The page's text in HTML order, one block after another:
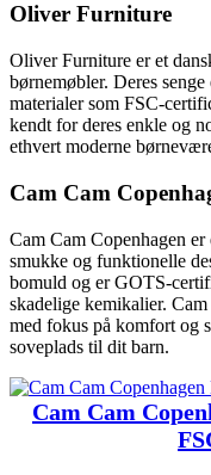
Oliver Furniture
Oliver Furniture er et
børnemøbler. Deres
materialer som FSC-
kendt for deres enkle og
ethvert moderne
Cam Cam
Cam Cam Copenhagen
smukke og funktionelle
bomuld og er GOTS-
skadelige kemikalier. Cam
med fokus på komfort og
soveplads til dit barn.
Cam Cam